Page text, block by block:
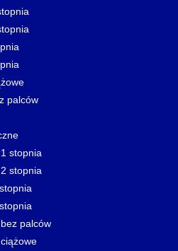
palców
stopnia
stopnia
palców